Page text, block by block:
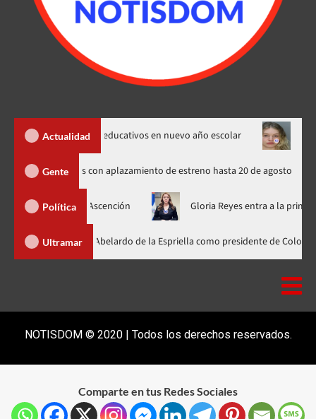
Actualidad
mil centros educativos en nuevo año escolar Una modelo
Gente
rusos de Spider-Man indignados con aplazamiento de estreno hasta 20 de
Política
Ascención Gloria Reyes entra a la primera línea de
Ultramar
participa en la investidura de Abelardo de la Espriella como
NOTISDOM © 2020 | Todos los derechos reservados.
Comparte en tus Redes Sociales